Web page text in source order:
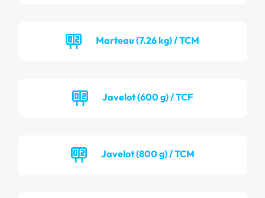
Marteau (7.26 kg) / TCM
Javelot (600 g) / TCF
Javelot (800 g) / TCM